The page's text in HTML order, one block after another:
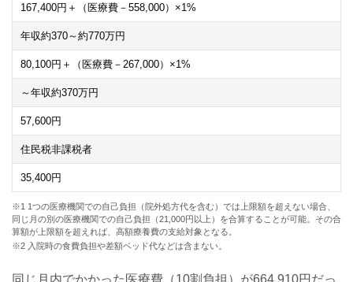
167,400円＋（医療費－ 558,000）×1 %
年収約370～約770万円
80,100円＋（医療費－ 267,000）×1 %
～年収約370万円
57,600円
住民税非課税者
35,400円
※1 1つの医療機関での自己負担（院外処方代を含む）では上限額を超えない場合、
同じ月の別の医療機関での自己負担（21,000円以上）を合算することが可能。その合
算額が上限額を超えれば、高額療養費の支給対象となる。
※2 入院時の食費負担や差額ベッド代などは含まない。
同じ月内でかかった医療費（10割負担）が664,910円だっ